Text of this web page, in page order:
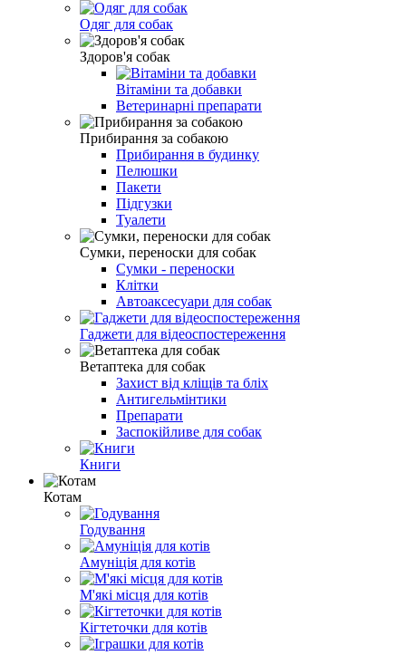
Одяг для собак
Здоров'я собак
Вітаміни та добавки
Ветеринарні препарати
Прибирання за собакою
Прибирання в будинку
Пелюшки
Пакети
Підгузки
Туалети
Сумки, переноски для собак
Сумки - переноски
Клітки
Автоаксесуари для собак
Гаджети для відеоспостереження
Ветаптека для собак
Захист від кліщів та бліх
Антигельмінтики
Препарати
Заспокійливе для собак
Книги
Котам
Годування
Амуніція для котів
М'які місця для котів
Кігтеточки для котів